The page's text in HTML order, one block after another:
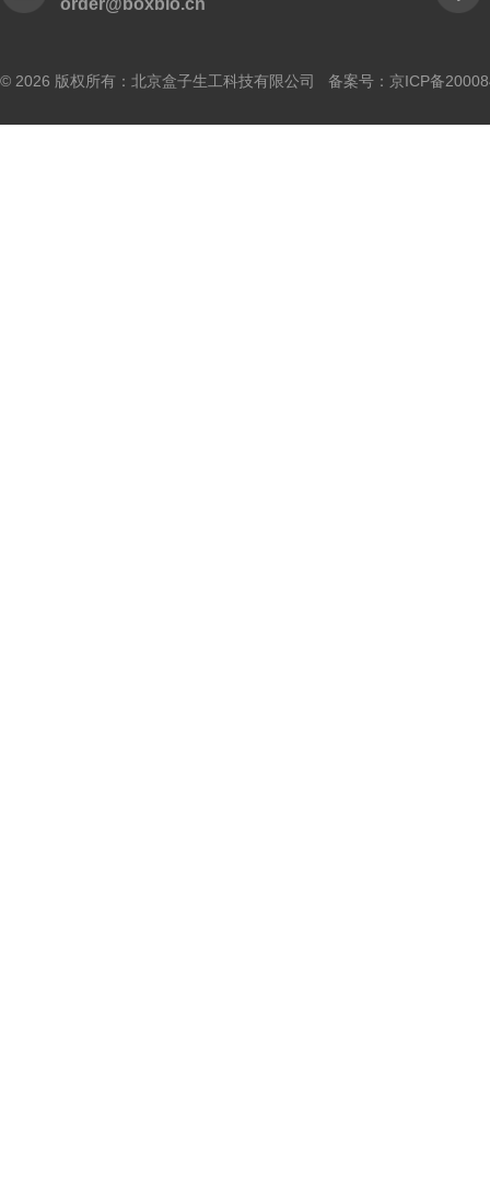
order@boxbio.cn
© 2026 版权所有：北京盒子生工科技有限公司 备案号： 京ICP备